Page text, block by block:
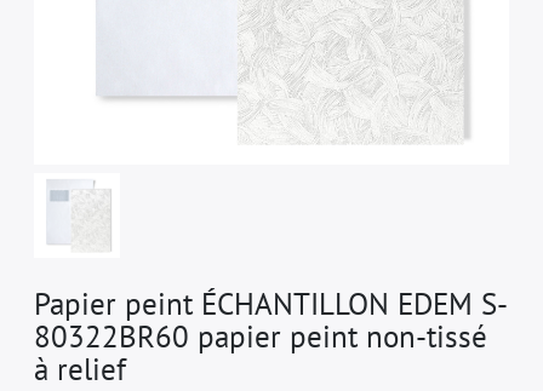
Papier peint ÉCHANTILLON EDEM S-
80322BR60 papier peint non-tissé
à relief